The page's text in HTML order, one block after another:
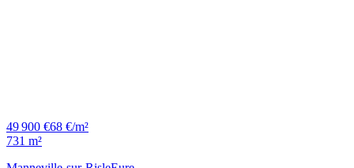
49 900 €68 €/m²
731 m²